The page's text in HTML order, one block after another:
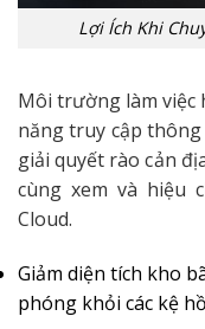
Lợi Ích Khi
Môi trường làm việc
năng truy cập
giải quyết rào cản
cùng xem và hiệu
Cloud.
Giảm diện tích kho
phóng khỏi các kệ